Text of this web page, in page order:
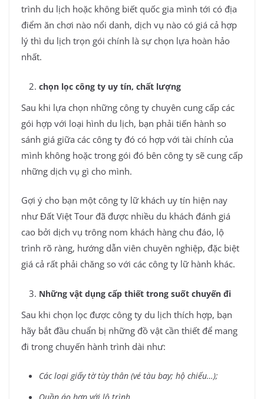
trình du lịch hoặc không biết quốc gia mình tới có địa
điểm ăn chơi nào nổi danh, dịch vụ nào có giá cả hợp
lý thì du lịch trọn gói chính là sự chọn lựa hoàn hảo
nhất.
chọn lọc công ty uy tín, chất lượng
Sau khi lựa chọn những công ty chuyên cung cấp các
gói hợp với loại hình du lịch, bạn phải tiến hành so
sánh giá giữa các công ty đó có hợp với tài chính của
mình không hoặc trong gói đó bên công ty sẽ cung cấp
những dịch vụ gì cho mình.
Gợi ý cho bạn một công ty lữ khách uy tín hiện nay
như Đất Việt Tour đã được nhiều du khách đánh giá
cao bởi dịch vụ trông nom khách hàng chu đáo, lộ
trình rõ ràng, hướng dẫn viên chuyên nghiệp, đặc biệt
giá cả rất phải chăng so với các công ty lữ hành khác.
Những vật dụng cấp thiết trong suốt chuyến đi
Sau khi chọn lọc được công ty du lịch thích hợp, bạn
hãy bắt đầu chuẩn bị những đồ vật cần thiết để mang
đi trong chuyến hành trình dài như:
Các loại giấy tờ tùy thân (vé tàu bay; hộ chiếu…);